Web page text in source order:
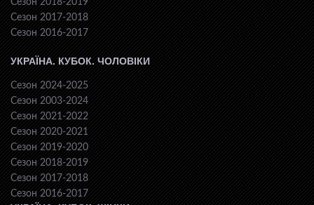
Сезон 2018-2019
Сезон 2017-2018
Сезон 2016-2017
УКРАЇНА. КУБОК. ЧОЛОВІКИ
Сезон 2024-2025
Сезон 2003-2024
Сезон 2021-2022
Сезон 2020-2021
Сезон 2019-2020
Сезон 2018-2019
Сезон 2017-2018
Сезон 2016-2017